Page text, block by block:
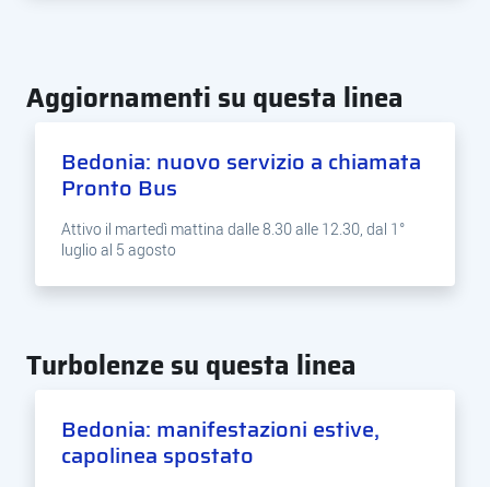
Aggiornamenti su questa linea
Bedonia: nuovo servizio a chiamata
Pronto Bus
Attivo il martedì mattina dalle 8.30 alle 12.30, dal 1°
luglio al 5 agosto
Turbolenze su questa linea
Bedonia: manifestazioni estive,
capolinea spostato